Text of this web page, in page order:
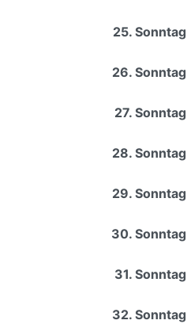
25. Sonntag
26. Sonntag
27. Sonntag
28. Sonntag
29. Sonntag
30. Sonntag
31. Sonntag
32. Sonntag